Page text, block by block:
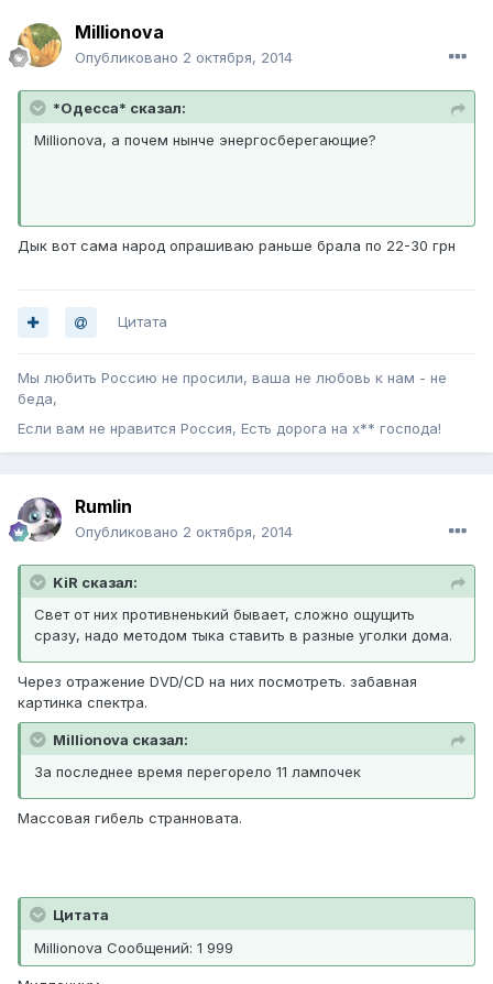
Millionova
Опубликовано 2 октября, 2014
*Одесса* сказал:
Millionova, а почем нынче энергосберегающие?
Дык вот сама народ опрашиваю раньше брала по 22-30 грн
Цитата
Мы любить Россию не просили, ваша не любовь к нам - не
беда,
Если вам не нравится Россия, Есть дорога на х** господа!
Rumlin
Опубликовано 2 октября, 2014
KiR сказал:
Свет от них противненький бывает, сложно ощущить
сразу, надо методом тыка ставить в разные уголки дома.
Через отражение DVD/CD на них посмотреть. забавная
картинка спектра.
Millionova сказал:
За последнее время перегорело 11 лампочек
Массовая гибель странновата.
Цитата
Millionova Сообщений: 1 999